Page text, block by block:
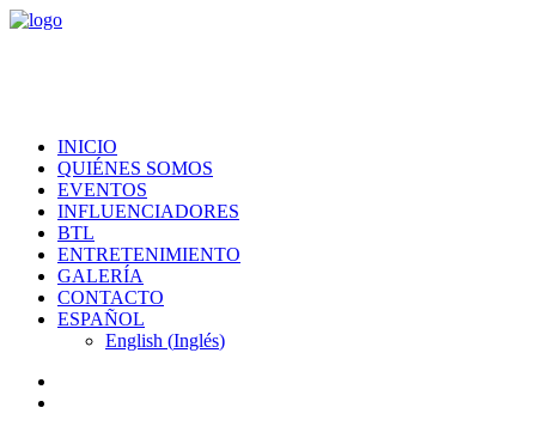
INICIO
QUIÉNES SOMOS
EVENTOS
INFLUENCIADORES
BTL
ENTRETENIMIENTO
GALERÍA
CONTACTO
ESPAÑOL
English (Inglés)